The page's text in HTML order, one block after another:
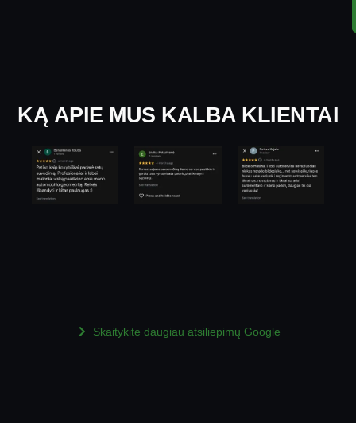
KĄ APIE MUS KALBA KLIENTAI
Skaitykite daugiau atsiliepimų Google